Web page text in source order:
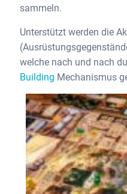
sammeln.
Unterstützt werden die
welche nach und nach
Building Mechanismus